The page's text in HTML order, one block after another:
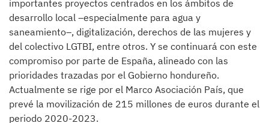
importantes proyectos centrados en los ámbitos de
desarrollo local –especialmente para agua y
saneamiento–, digitalización, derechos de las mujeres y
del colectivo LGTBI, entre otros. Y se continuará con este
compromiso por parte de España, alineado con las
prioridades trazadas por el Gobierno hondureño.
Actualmente se rige por el Marco Asociación País, que
prevé la movilización de 215 millones de euros durante el
periodo 2020-2023.